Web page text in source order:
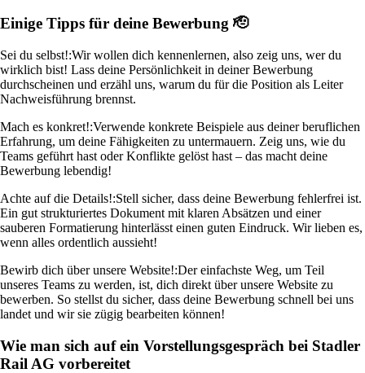
Einige Tipps für deine Bewerbung 🫡
Sei du selbst!:Wir wollen dich kennenlernen, also zeig uns, wer du
wirklich bist! Lass deine Persönlichkeit in deiner Bewerbung
durchscheinen und erzähl uns, warum du für die Position als Leiter
Nachweisführung brennst.
Mach es konkret!:Verwende konkrete Beispiele aus deiner beruflichen
Erfahrung, um deine Fähigkeiten zu untermauern. Zeig uns, wie du
Teams geführt hast oder Konflikte gelöst hast – das macht deine
Bewerbung lebendig!
Achte auf die Details!:Stell sicher, dass deine Bewerbung fehlerfrei ist.
Ein gut strukturiertes Dokument mit klaren Absätzen und einer
sauberen Formatierung hinterlässt einen guten Eindruck. Wir lieben es,
wenn alles ordentlich aussieht!
Bewirb dich über unsere Website!:Der einfachste Weg, um Teil
unseres Teams zu werden, ist, dich direkt über unsere Website zu
bewerben. So stellst du sicher, dass deine Bewerbung schnell bei uns
landet und wir sie zügig bearbeiten können!
Wie man sich auf ein Vorstellungsgespräch bei Stadler
Rail AG vorbereitet